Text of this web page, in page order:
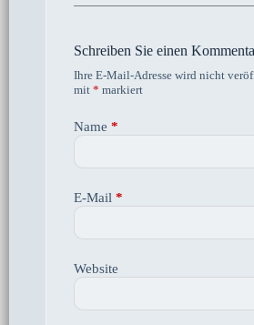
Schreiben Sie einen
Ihre E-Mail-Adresse wird nicht
mit * markiert
Name *
E-Mail *
Website